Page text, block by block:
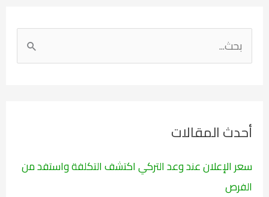
ل
ث
ع
ن
أحدث المقالات
سعر الإعلان عند وعد التركي اكتشف التكلفة واستفد من
الفرص